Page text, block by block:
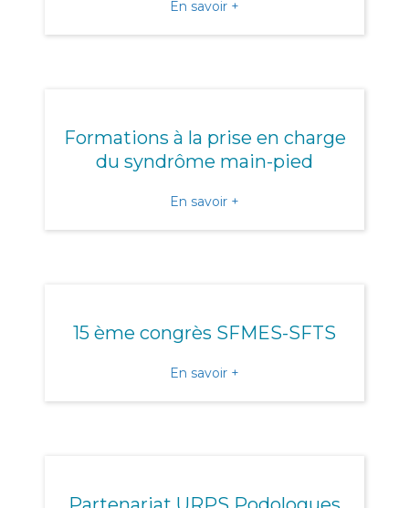
En savoir +
Formations à la prise en charge
du syndrôme main-pied
En savoir +
15 ème congrès SFMES-SFTS
En savoir +